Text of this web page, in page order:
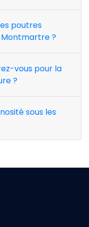
poutres
?
vous pour la
?
sous les